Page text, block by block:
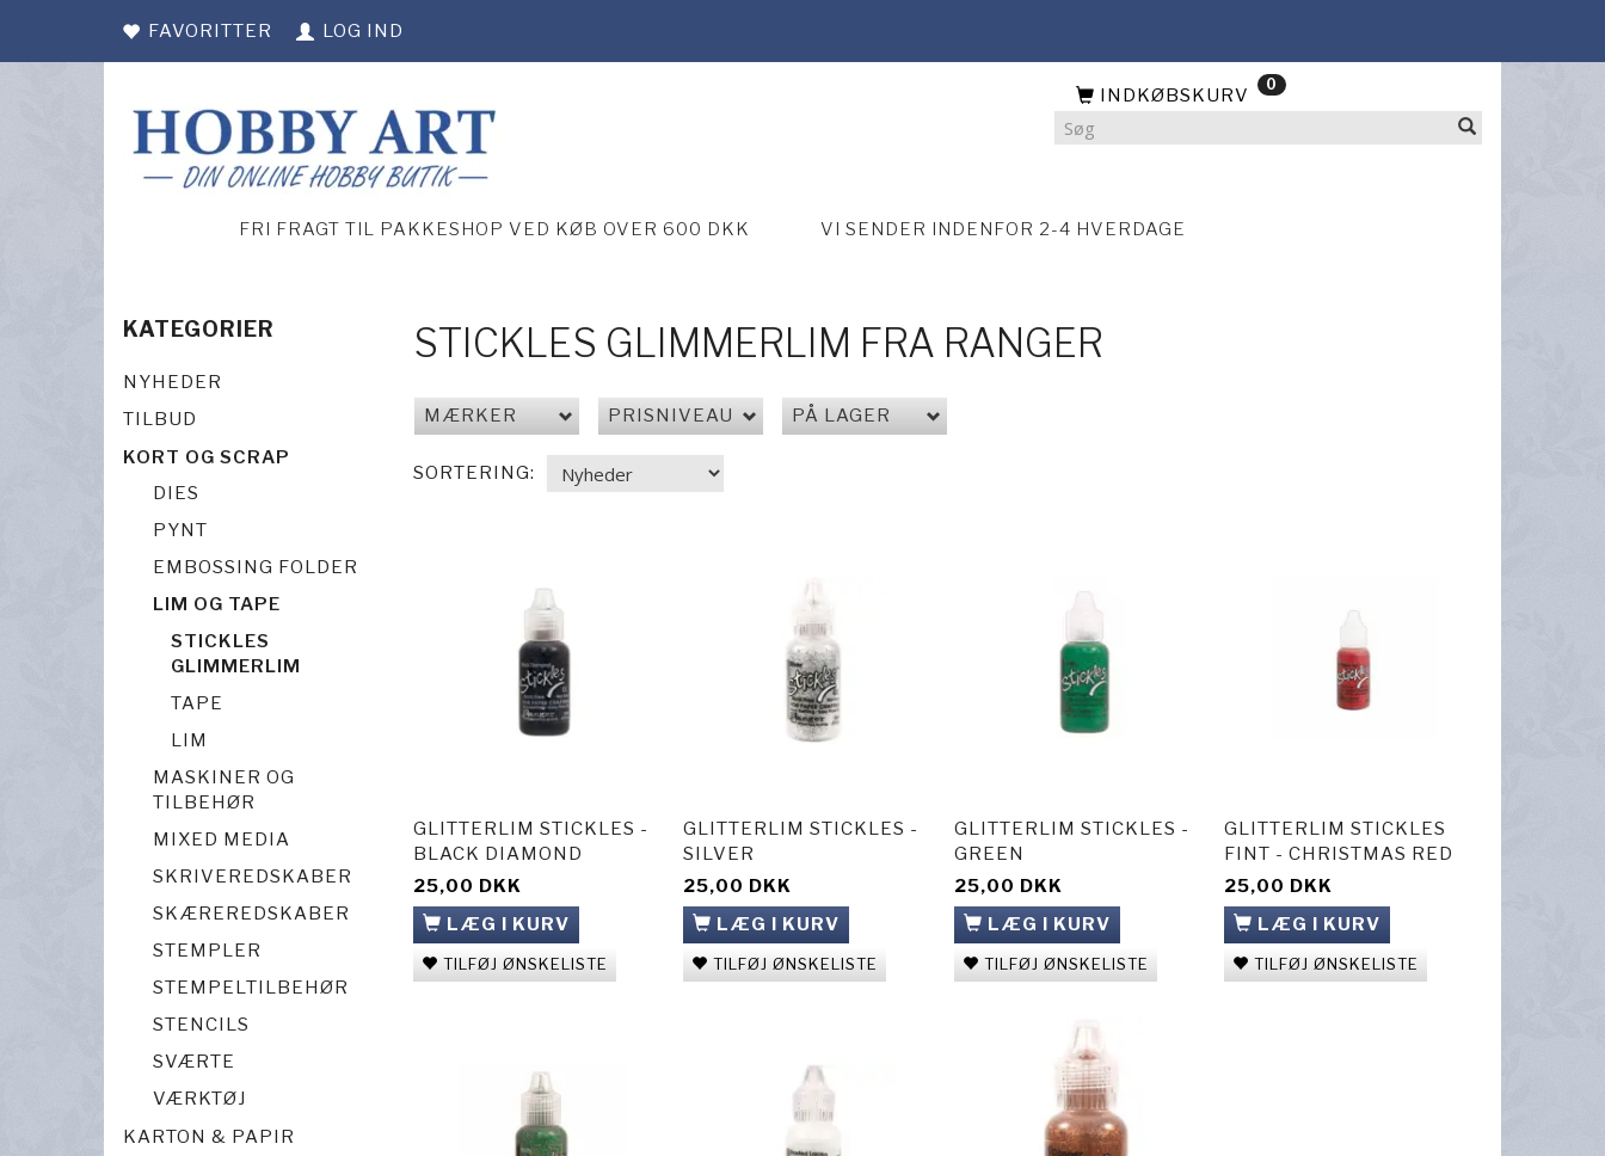
FAVORITTER LOG IND
INDKØBSKURV 0
FRI FRAGT TIL PAKKESHOP VED KØB OVER 600 DKK VI SENDER INDENFOR 2-4 HVERDAGE
KATEGORIER
NYHEDER
TILBUD
KORT OG SCRAP
DIES
PYNT
EMBOSSING FOLDER
LIM OG TAPE
STICKLES
GLIMMERLIM
TAPE
LIM
MASKINER OG
TILBEHØR
MIXED MEDIA
SKRIVEREDSKABER
SKÆREREDSKABER
STEMPLER
STEMPELTILBEHØR
STENCILS
SVÆRTE
VÆRKTØJ
KARTON & PAPIR
STICKLES GLIMMERLIM FRA RANGER
MÆRKER PRISNIVEAU PÅ LAGER
SORTERING:
GLITTERLIM STICKLES -
BLACK DIAMOND
25,00 DKK
LÆG I KURV
TILFØJ ØNSKELISTE
GLITTERLIM STICKLES -
SILVER
25,00 DKK
LÆG I KURV
TILFØJ ØNSKELISTE
GLITTERLIM STICKLES -
GREEN
25,00 DKK
LÆG I KURV
TILFØJ ØNSKELISTE
GLITTERLIM STICKLES
FINT - CHRISTMAS RED
25,00 DKK
LÆG I KURV
TILFØJ ØNSKELISTE